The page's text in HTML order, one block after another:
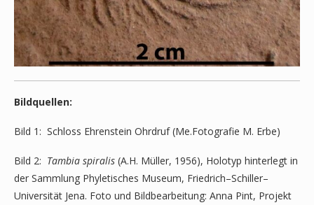
Bildquellen:
Bild 1: Schloss Ehrenstein Ohrdruf (Me.Fotografie M. Erbe)
Bild 2: Tambia spiralis (A.H. Müller, 1956), Holotyp hinterlegt in
der Sammlung Phyletisches Museum, Friedrich–Schiller–
Universität Jena. Foto und Bildbearbeitung: Anna Pint, Projekt